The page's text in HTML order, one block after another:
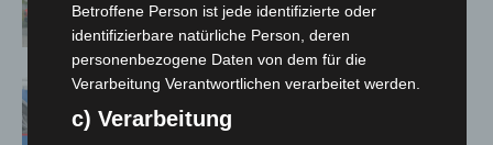
Notfallsanitäter starten beim Roten
Kreuz
Mann läuft mit Hockeyschläger über
A7 – Polizei sucht Zeugen
Betroffene Person ist jede identifizierte oder
identifizierbare natürliche Person, deren
personenbezogene Daten von dem für die
Verarbeitung Verantwortlichen verarbeitet werden.
c) Verarbeitung